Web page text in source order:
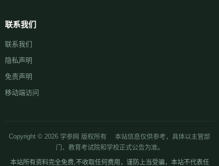
联系我们
联系我们
隐私声明
免责声明
移动端访问
Copyright © 2026 学参网 版权所有 本站信息仅供参考，具体以主管部
门、教育考试院和学校正式公告为准。
本站所有资料完全免费,不收取任何费用，谨防上当受骗，本站不代表任